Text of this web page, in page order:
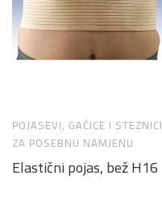
POJASEVI, GAĆICE I STEZNICI
ZA POSEBNU NAMJENU
Elastični pojas, bež H16